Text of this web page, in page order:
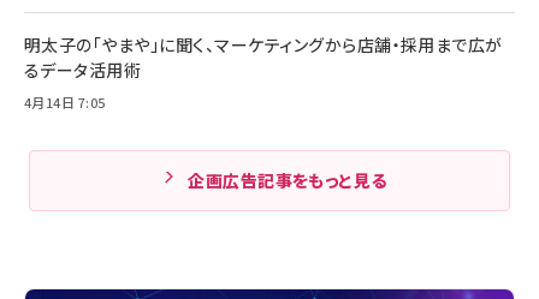
明太子の「やまや」に聞く、マーケティングから店舗・採用まで広が
るデータ活用術
4月14日 7:05
企画広告記事をもっと見る